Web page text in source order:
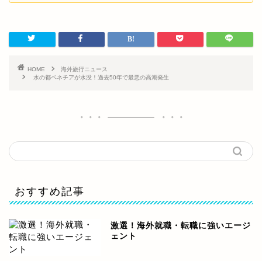
HOME
海外旅行ニュース
水の都ベネチアが水没！過去50年で最悪の高潮発生
おすすめ記事
激選！海外就職・転職に強いエージ
ェント